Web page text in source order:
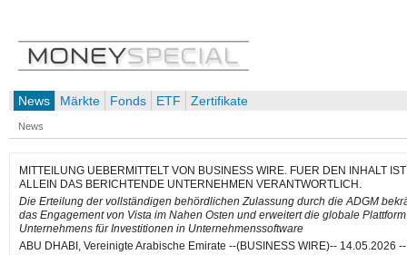
News Märkte Fonds ETF Zertifikate
News
MITTEILUNG UEBERMITTELT VON BUSINESS WIRE. FUER DEN INHALT IST
ALLEIN DAS BERICHTENDE UNTERNEHMEN VERANTWORTLICH.
Die Erteilung der vollständigen behördlichen Zulassung durch die ADGM
das Engagement von Vista im Nahen Osten und erweitert die globale
Unternehmens für Investitionen in Unternehmenssoftware
ABU DHABI, Vereinigte Arabische Emirate --(BUSINESS WIRE)-- 14.05.2026 --